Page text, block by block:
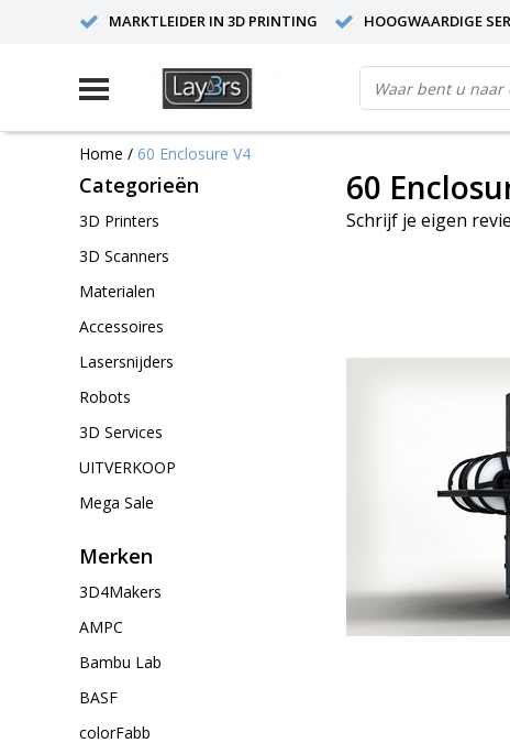
MARKTLEIDER IN 3D PRINTING HOOGWAARDIGE
Home / 60 Enclosure V4
Categorieën
3D Printers
3D Scanners
Materialen
Accessoires
Lasersnijders
Robots
3D Services
UITVERKOOP
Mega Sale
Merken
3D4Makers
AMPC
Bambu Lab
BASF
colorFabb
60
Schrijf je eigen